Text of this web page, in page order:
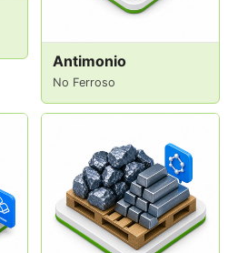
Antimonio
No Ferroso